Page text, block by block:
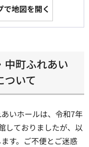
地図を開く
中町ふれあい
ついて
いホールは、令和7年
しておりましたが、以
す。ご不便とご迷惑